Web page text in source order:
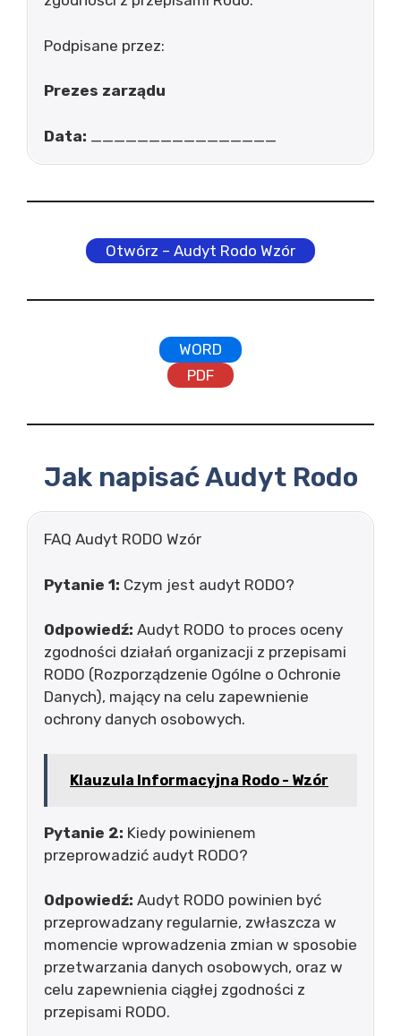
Podpisane przez:
Prezes zarządu
Data:
Otwórz – Audyt Rodo Wzór
WORD
PDF
Jak napisać Audyt Rodo
FAQ Audyt RODO Wzór
Pytanie 1: Czym jest audyt RODO?
Odpowiedź: Audyt RODO to proces oceny
zgodności działań organizacji z przepisami
RODO (Rozporządzenie Ogólne o Ochronie
Danych), mający na celu zapewnienie
ochrony danych osobowych.
Klauzula Informacyjna Rodo - Wzór
Pytanie 2: Kiedy powinienem
przeprowadzić audyt RODO?
Odpowiedź: Audyt RODO powinien być
przeprowadzany regularnie, zwłaszcza w
momencie wprowadzenia zmian w sposobie
przetwarzania danych osobowych, oraz w
celu zapewnienia ciągłej zgodności z
przepisami RODO.